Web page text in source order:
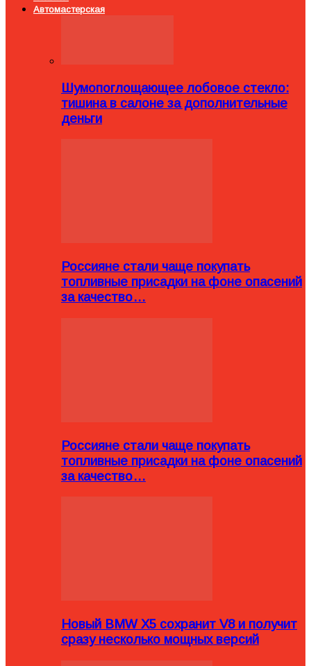
Автомастерская
Шумопоглощающее лобовое стекло:
тишина в салоне за дополнительные
деньги
Россияне стали чаще покупать
топливные присадки на фоне опасений
за качество…
Россияне стали чаще покупать
топливные присадки на фоне опасений
за качество…
Новый BMW X5 сохранит V8 и получит
сразу несколько мощных версий